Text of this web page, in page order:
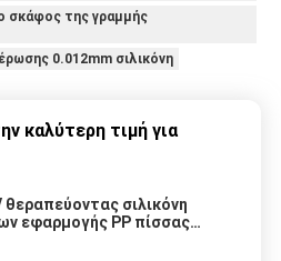
σκάφος της γραμμής
0.012mm σιλικόνη
καλύτερη τιμή για
θεραπεύοντας σιλικόνη
εφαρμογής PP πίσσας